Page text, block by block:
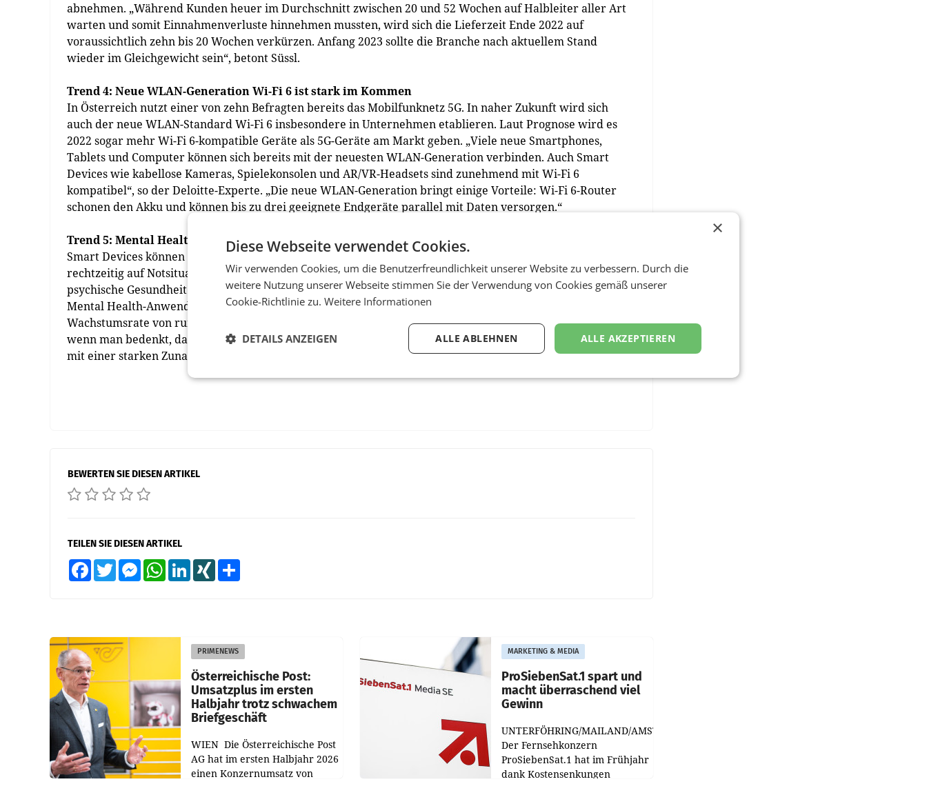
abnehmen. „Während Kunden heuer im Durchschnitt zwischen 20 und 52 Wochen auf Halbleiter aller Art
warten und somit Einnahmenverluste hinnehmen mussten, wird sich die Lieferzeit Ende 2022 auf
voraussichtlich zehn bis 20 Wochen verkürzen. Anfang 2023 sollte die Branche nach aktuellem Stand
wieder im Gleichgewicht sein“, betont Süssl.
Trend 4: Neue WLAN-Generation Wi-Fi 6 ist stark im Kommen
In Österreich nutzt einer von zehn Befragten bereits das Mobilfunknetz 5G. In naher Zukunft wird sich
auch der neue WLAN-Standard Wi-Fi 6 insbesondere in Unternehmen etablieren. Laut Prognose wird es
2022 sogar mehr Wi-Fi 6-kompatible Geräte als 5G-Geräte am Markt geben. „Viele neue Smartphones,
Tablets und Computer können sich bereits mit der neuesten WLAN-Generation verbinden. Auch Smart
Devices wie kabellose Kameras, Spielekonsolen und AR/VR-Headsets sind zunehmend mit Wi-Fi 6
kompatibel“, so der Deloitte-Experte. „Die neue WLAN-Generation bringt einige Vorteile: Wi-Fi 6-Router
schonen den Akku und können bis zu drei geeignete Endgeräte parallel mit Daten versorgen.“
Trend 5: Mental Health-Apps boomen mehr denn je
Smart Devices können dabei helfen, die eigene mentale Gesundheit mittels Apps zu überwachen und
rechtzeitig auf Notsituationen zu reagieren. Im kommenden Jahr wird die Anwendung von Apps für die
psychische Gesundheit zum Trend: Laut Studie werden die weltweiten Ausgaben der Konsumenten für
Mental Health-Anwendungen 2022 insgesamt ca. 500 Mio. USD betragen. Das entspricht einer jährlichen
Wachstumsrate von rund 20%. „Das Umsatzwachstum ist bei Mental Health Apps beachtlich – vor allem,
wenn man bedenkt, dass viele Apps den Nutzern kostenlos zur Verfügung stehen. Wir rechnen daher auch
mit einer starken Zunahme der am Markt verfügbaren Apps“, fügt Nikola Süssl abschließend hinzu. (hk)
BEWERTEN SIE DIESEN ARTIKEL
TEILEN SIE DIESEN ARTIKEL
FacebookTwitter MessengerWhatsAppLinkedInXING
PRIMENEWS
Österreichische Post:
Umsatzplus im ersten
Halbjahr trotz schwachem
Briefgeschäft
WIEN Die Österreichische Post
AG hat im ersten Halbjahr 2026
einen Konzernumsatz von
MARKETING & MEDIA
ProSiebenSat.1 spart und
macht überraschend viel
Gewinn
UNTERFÖHRING/MAILAND/AMSTERDAM.
Der Fernsehkonzern
ProSiebenSat.1 hat im Frühjahr
dank Kostensenkungen
×
Diese Webseite verwendet Cookies.
Wir verwenden Cookies, um die Benutzerfreundlichkeit unserer Website zu verbessern. Durch die
weitere Nutzung unserer Webseite stimmen Sie der Verwendung von Cookies gemäß unserer
Cookie-Richtlinie zu. Weitere Informationen
ALLE AKZEPTIEREN
ALLE ABLEHNEN
DETAILS ANZEIGEN